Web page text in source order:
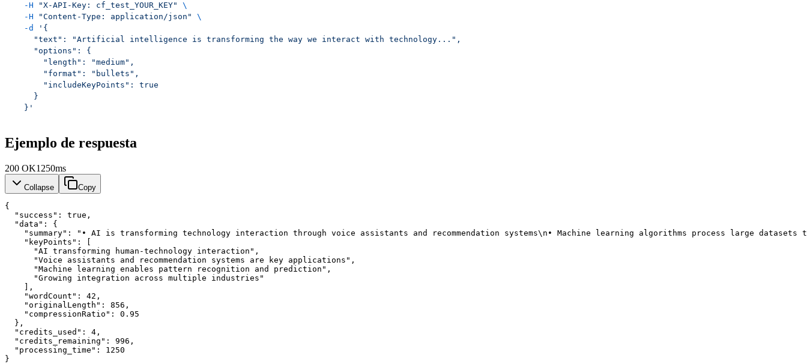
  -H
"X-API-Key: cf_test_YOUR_KEY"
\
  -H
"Content-Type: application/json"
\
  -d
'{
    "text": "Artificial intelligence is transforming the way we interact with technology...",
    "options": {
      "length": "medium",
      "format": "bullets",
      "includeKeyPoints": true
    }
  }'
Ejemplo de respuesta
200 OK1250ms
Collapse Copy
{
"success" : true ,
"data" : {
"summary" :
"• AI is transforming technology interaction through voice assistants and recommendation systems\n• Machine learning algorithms process large
"keyPoints" : [
      "AI transforming human-technology interaction",
      "Voice assistants and recommendation systems are key applications",
      "Machine learning enables pattern recognition and prediction",
      "Growing integration across multiple industries"
    ],
"wordCount" : 42 ,
"originalLength" : 856 ,
"compressionRatio" : 0.95
  },
"credits_used" : 4 ,
"credits_remaining" : 996 ,
"processing_time" : 1250
}